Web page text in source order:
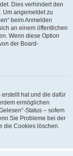
Dies verhindert den
Um angemeldet zu
beim Anmelden
an einem öffentlichen
Wenn diese Option
der Board-
erstellt hat und die dafür
ermöglichen
Status – sofern
Sie Probleme bei der
die Cookies löschen.